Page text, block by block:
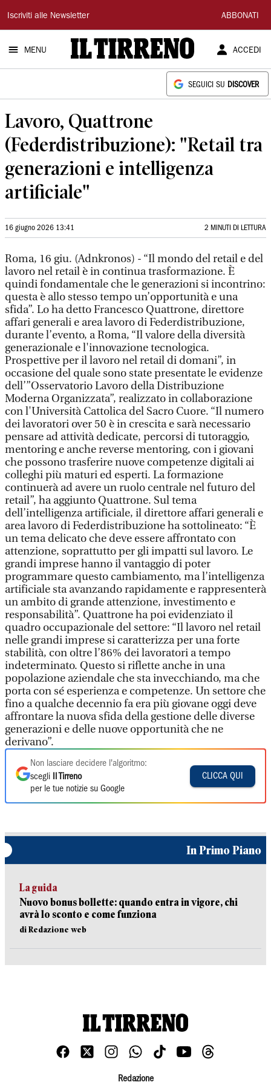
Il
Tirreno
Iscriviti alle Newsletter ABBONATI
MENU ACCEDI
SEGUICI SU DISCOVER
Lavoro, Quattrone
(Federdistribuzione): "Retail tra
generazioni e intelligenza
artificiale"
16 giugno 2026 13:41 2 MINUTI DI LETTURA
Roma, 16 giu. (Adnkronos) - “Il mondo del retail e del
lavoro nel retail è in continua trasformazione. È
quindi fondamentale che le generazioni si incontrino:
questa è allo stesso tempo un’opportunità e una
sfida”. Lo ha detto Francesco Quattrone, direttore
affari generali e area lavoro di Federdistribuzione,
durante l’evento, a Roma, “Il valore della diversità
generazionale e l'innovazione tecnologica.
Prospettive per il lavoro nel retail di domani”, in
occasione del quale sono state presentate le evidenze
dell’”Osservatorio Lavoro della Distribuzione
Moderna Organizzata”, realizzato in collaborazione
con l'Università Cattolica del Sacro Cuore. “Il numero
dei lavoratori over 50 è in crescita e sarà necessario
pensare ad attività dedicate, percorsi di tutoraggio,
mentoring e anche reverse mentoring, con i giovani
che possono trasferire nuove competenze digitali ai
colleghi più maturi ed esperti. La formazione
continuerà ad avere un ruolo centrale nel futuro del
retail”, ha aggiunto Quattrone. Sul tema
dell’intelligenza artificiale, il direttore affari generali e
area lavoro di Federdistribuzione ha sottolineato: “È
un tema delicato che deve essere affrontato con
attenzione, soprattutto per gli impatti sul lavoro. Le
grandi imprese hanno il vantaggio di poter
programmare questo cambiamento, ma l’intelligenza
artificiale sta avanzando rapidamente e rappresenterà
un ambito di grande attenzione, investimento e
responsabilità”. Quattrone ha poi evidenziato il
quadro occupazionale del settore: “Il lavoro nel retail
nelle grandi imprese si caratterizza per una forte
stabilità, con oltre l’86% dei lavoratori a tempo
indeterminato. Questo si riflette anche in una
popolazione aziendale che sta invecchiando, ma che
porta con sé esperienza e competenze. Un settore che
fino a qualche decennio fa era più giovane oggi deve
affrontare la nuova sfida della gestione delle diverse
generazioni e delle nuove opportunità che ne
derivano”.
Non lasciare decidere l'algoritmo:
scegli
Il Tirreno
per le tue notizie su Google
CLICCA QUI
In Primo Piano
La guida
Nuovo bonus bollette: quando entra in vigore, chi
avrà lo sconto e come funziona
di Redazione web
Redazione